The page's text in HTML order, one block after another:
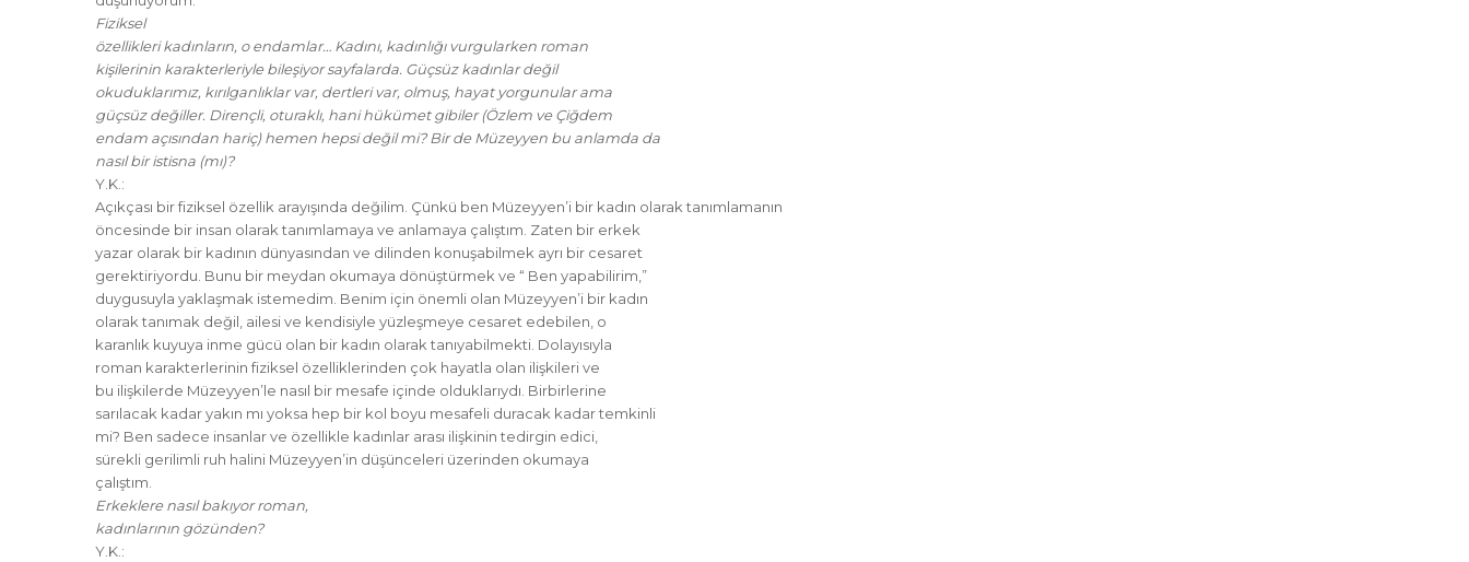
Fiziksel
özellikleri kadınların, o endamlar… Kadını, kadınlığı vurgularken roman
kişilerinin karakterleriyle bileşiyor sayfalarda. Güçsüz kadınlar değil
okuduklarımız, kırılganlıklar var, dertleri var, olmuş, hayat yorgunular ama
güçsüz değiller. Dirençli, oturaklı, hani hükümet gibiler (Özlem ve Çiğdem
endam açısından hariç) hemen hepsi değil mi? Bir de Müzeyyen bu anlamda da
nasıl bir istisna (mı)?
Y.K.:
Açıkçası bir fiziksel özellik arayışında değilim. Çünkü ben Müzeyyen’i bir kadın olarak tanımlamanın
öncesinde bir insan olarak tanımlamaya ve anlamaya çalıştım. Zaten bir erkek
yazar olarak bir kadının dünyasından ve dilinden konuşabilmek ayrı bir cesaret
gerektiriyordu. Bunu bir meydan okumaya dönüştürmek ve “ Ben yapabilirim,”
duygusuyla yaklaşmak istemedim. Benim için önemli olan Müzeyyen’i bir kadın
olarak tanımak değil, ailesi ve kendisiyle yüzleşmeye cesaret edebilen, o
karanlık kuyuya inme gücü olan bir kadın olarak tanıyabilmekti. Dolayısıyla
roman karakterlerinin fiziksel özelliklerinden çok hayatla olan ilişkileri ve
bu ilişkilerde Müzeyyen’le nasıl bir mesafe içinde olduklarıydı. Birbirlerine
sarılacak kadar yakın mı yoksa hep bir kol boyu mesafeli duracak kadar temkinli
mi? Ben sadece insanlar ve özellikle kadınlar arası ilişkinin tedirgin edici,
sürekli gerilimli ruh halini Müzeyyen’in düşünceleri üzerinden okumaya
çalıştım.
Erkeklere nasıl bakıyor roman,
kadınlarının gözünden?
Y.K.: